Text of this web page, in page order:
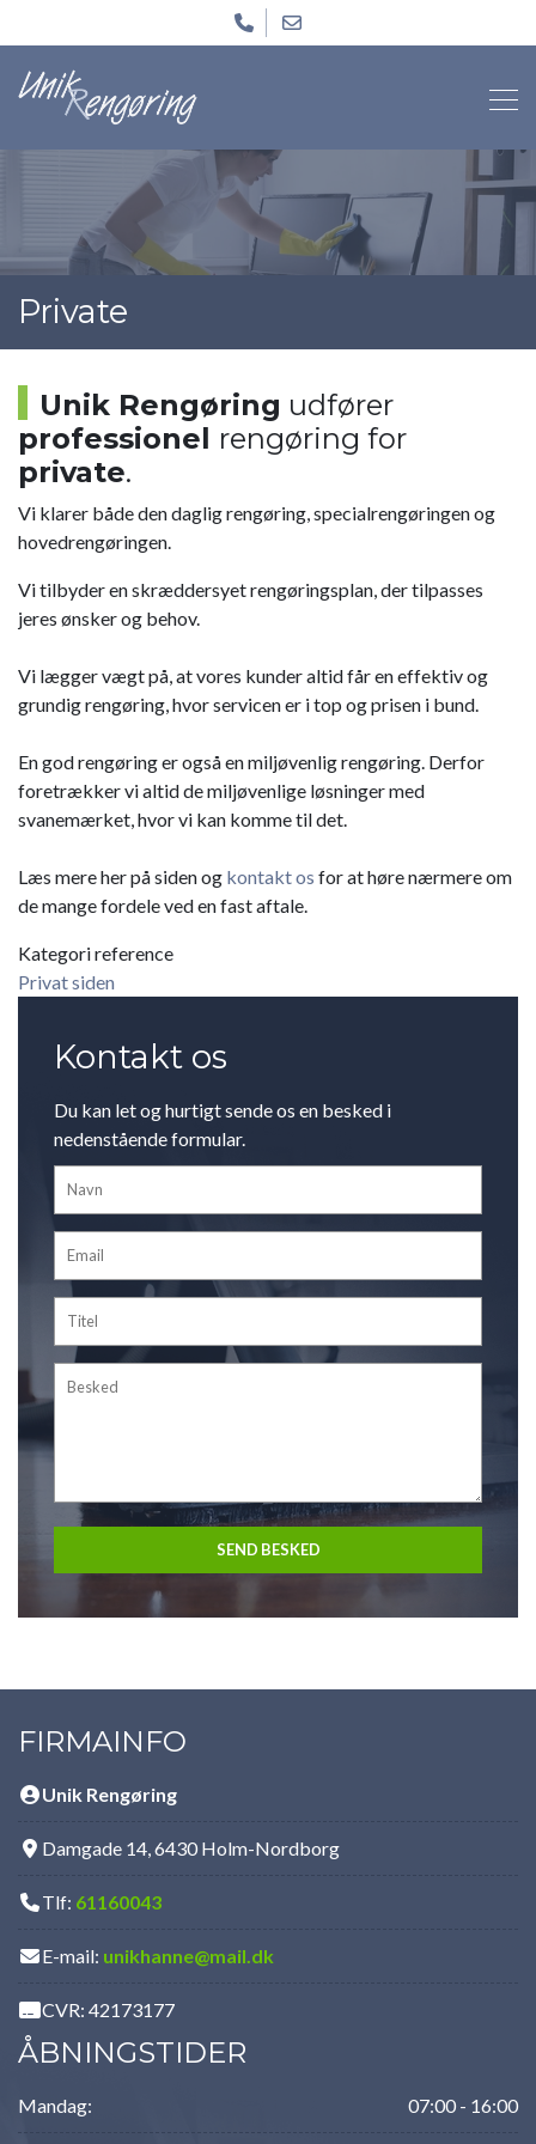
to
main
content
Private
Unik Rengøring udfører
professionel rengøring for
private.
Vi klarer både den daglig rengøring, specialrengøringen og
hovedrengøringen.
Vi tilbyder en skræddersyet rengøringsplan, der tilpasses
jeres ønsker og behov.
Vi lægger vægt på, at vores kunder altid får en effektiv og
grundig rengøring, hvor servicen er i top og prisen i bund.
En god rengøring er også en miljøvenlig rengøring. Derfor
foretrækker vi altid de miljøvenlige løsninger med
svanemærket, hvor vi kan komme til det.
Læs mere her på siden og kontakt os for at høre nærmere om
de mange fordele ved en fast aftale.
Kategori reference
Privat siden
Kontakt os
Du kan let og hurtigt sende os en besked i
nedenstående formular.
FIRMAINFO
Unik Rengøring
Damgade 14, 6430 Holm-Nordborg
Tlf: 61160043
E-mail: unikhanne@mail.dk
CVR: 42173177
ÅBNINGSTIDER
Mandag: 07:00 - 16:00